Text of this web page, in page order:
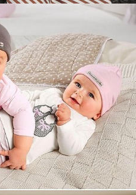
интернет-
на 25%!